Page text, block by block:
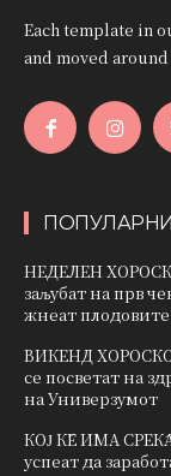
Each template in
and moved
НЕДЕЛЕН
заљубат на прв
жнеат плодовите
ВИКЕНД
се посветат на
на Универзумот
КОЈ ЌЕ ИМА
успеат да